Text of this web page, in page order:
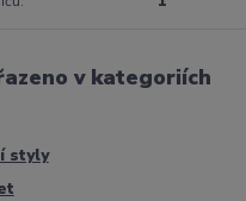
v kategoriích
styly